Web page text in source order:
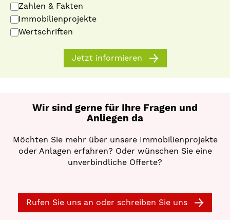
Zahlen & Fakten
Immobilienprojekte
Wertschriften
Jetzt informieren
Wir sind gerne für Ihre Fragen und
Anliegen da
Möchten Sie mehr über unsere Immobilienprojekte
oder Anlagen erfahren? Oder wünschen Sie eine
unverbindliche Offerte?
Rufen Sie uns an oder schreiben Sie uns